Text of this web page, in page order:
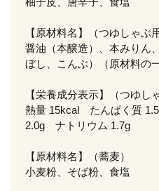
【原材料名】（つゆしゃぶ
醤油（本醸造）、本みりん
ぼし、こんぶ）（原材料の
【栄養成分表示】（つゆし
熱量 15kcal たんぱく質
2.0g ナトリウム 1.7g
【原材料名】（蕎麦）
小麦粉、そば粉、食塩